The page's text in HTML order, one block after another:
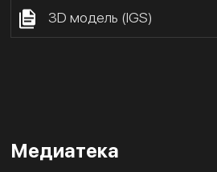
3D модель (IGS)
Медиатека